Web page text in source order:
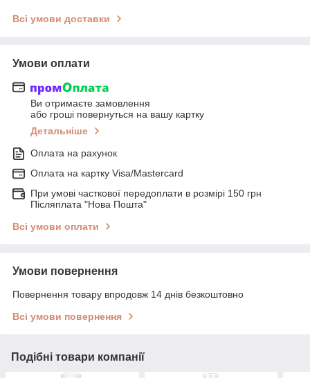
Всі умови доставки
Умови оплати
Ви отримаєте замовлення
або гроші повернуться на вашу картку
Детальніше
Оплата на рахунок
Оплата на картку Visa/Mastercard
При умові часткової передоплати в розмірі 150 грн
Післяплата "Нова Пошта"
Всі умови оплати
Умови повернення
Повернення товару впродовж 14 днів безкоштовно
Всі умови повернення
Подібні товари компанії